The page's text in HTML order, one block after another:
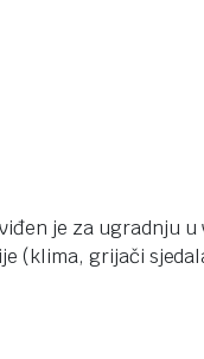
je za
(klima, grijači